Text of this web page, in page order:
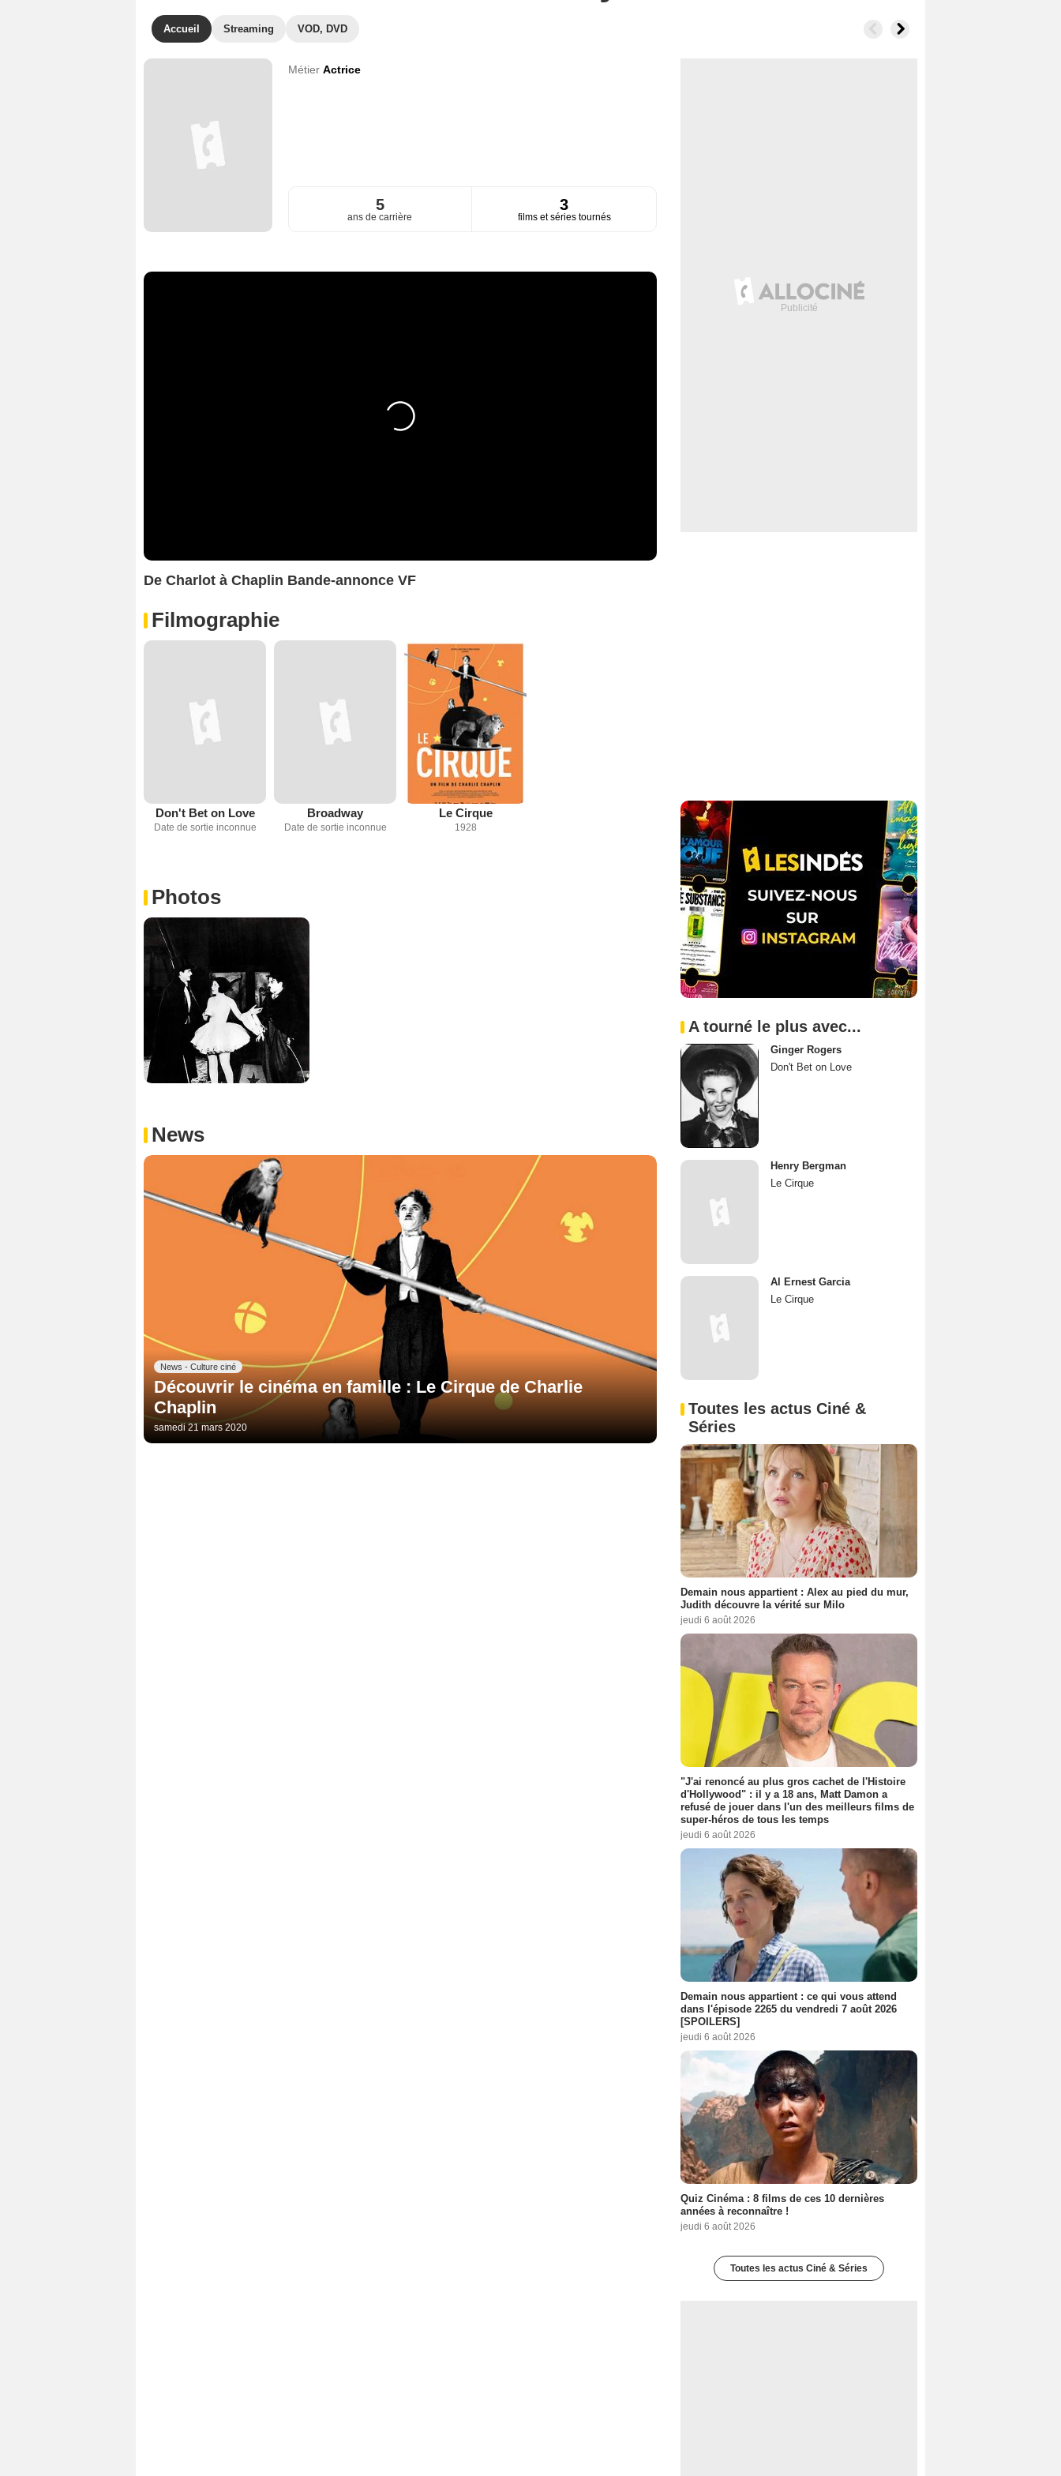
Accueil Streaming VOD, DVD
Métier Actrice
5
ans de carrière
3
films et séries tournés
De Charlot à Chaplin Bande-annonce VF
Filmographie
Don't Bet on Love
Date de sortie inconnue
Broadway
Date de sortie inconnue
Le Cirque
1928
Photos
News
News - Culture ciné
Découvrir le cinéma en famille : Le Cirque de Charlie
Chaplin
samedi 21 mars 2020
A tourné le plus avec...
Ginger Rogers
Don't Bet on Love
Henry Bergman
Le Cirque
Al Ernest Garcia
Le Cirque
Toutes les actus Ciné &
Séries
Demain nous appartient : Alex au pied du mur,
Judith découvre la vérité sur Milo
jeudi 6 août 2026
"J'ai renoncé au plus gros cachet de l'Histoire
d'Hollywood" : il y a 18 ans, Matt Damon a
refusé de jouer dans l'un des meilleurs films de
super-héros de tous les temps
jeudi 6 août 2026
Demain nous appartient : ce qui vous attend
dans l'épisode 2265 du vendredi 7 août 2026
[SPOILERS]
jeudi 6 août 2026
Quiz Cinéma : 8 films de ces 10 dernières
années à reconnaître !
jeudi 6 août 2026
Toutes les actus Ciné & Séries